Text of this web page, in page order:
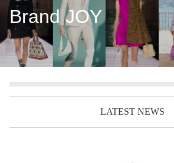
Brand JOY
LATEST NEWS